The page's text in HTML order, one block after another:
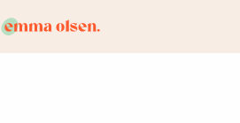
til
indhold